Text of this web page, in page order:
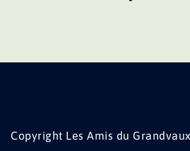
Copyright Les Amis du